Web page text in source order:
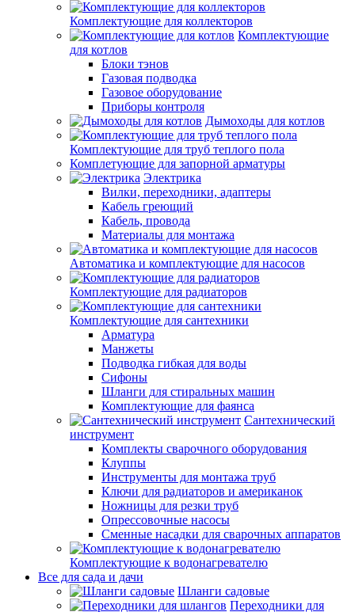
Комплектующие для коллекторов
Комплектующие
для котлов
Блоки тэнов
Газовая подводка
Газовое оборудование
Приборы контроля
Дымоходы для котлов
Комплектующие для труб теплого пола
Комплетующие для запорной арматуры
Электрика
Вилки, переходники, адаптеры
Кабель греющий
Кабель, провода
Материалы для монтажа
Автоматика и комплектующие для насосов
Комплектующие для радиаторов
Комплектующие для сантехники
Арматура
Манжеты
Подводка гибкая для воды
Сифоны
Шланги для стиральных машин
Комплектующие для фаянса
Сантехнический
инструмент
Комплекты сварочного оборудования
Клуппы
Инструменты для монтажа труб
Ключи для радиаторов и американок
Ножницы для резки труб
Опрессовочные насосы
Сменные насадки для сварочных аппаратов
Комплектующие к водонагревателю
Все для сада и дачи
Шланги садовые
Переходники для